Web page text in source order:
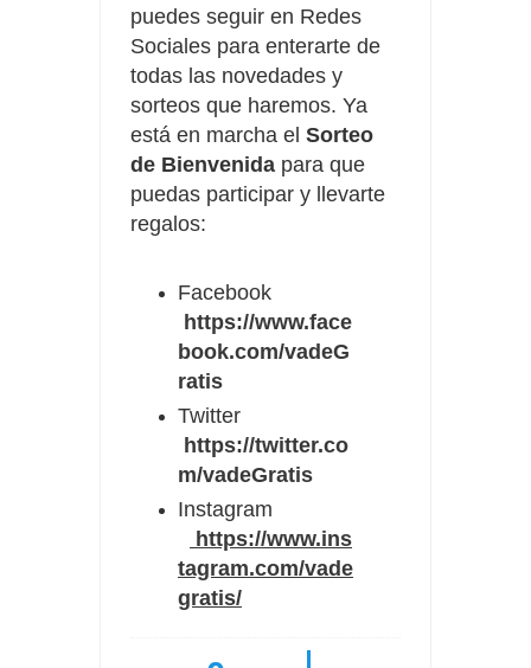
puedes seguir en Redes
Sociales para enterarte de
todas las novedades y
sorteos que haremos. Ya
está en marcha el Sorteo
de Bienvenida para que
puedas participar y llevarte
regalos:
Facebook
https://www.face
book.com/vadeG
ratis
Twitter
https://twitter.co
m/vadeGratis
Instagram
https://www.ins
tagram.com/vade
gratis/